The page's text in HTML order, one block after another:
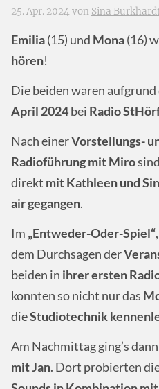
25. Apr. 2024 von Sina
Emilia(15) und Mona(16)
hören!
Die beiden waren aufgrund
April 2024bei Radio
Nach einerVorstellungs-
Radioführung mit Miro
direkt mit Kathleen und
air gegangen.
Im „Entweder-Oder-Spiel“
dem Durchsagen der
beiden in ihrer ersten
konnten so nicht nur das
dieStudiotechnik
Am Nachmittag ging’s
mit Jan. Dort probierten